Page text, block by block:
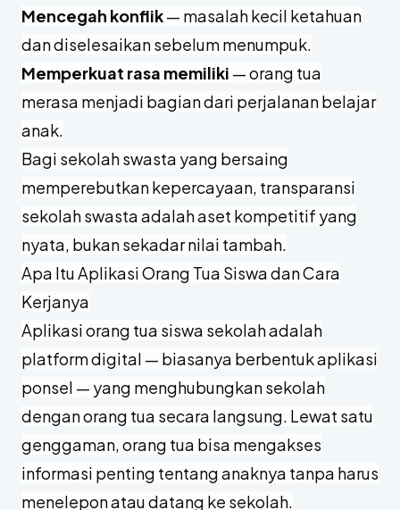
Mencegah konflik— masalah kecil ketahuan
dan diselesaikan sebelum menumpuk.
Memperkuat rasa memiliki — orang tua
merasa menjadi bagian dari perjalanan belajar
anak.
Bagi sekolah swasta yang bersaing
memperebutkan kepercayaan, transparansi
sekolah swasta adalah aset kompetitif yang
nyata, bukan sekadar nilai tambah.
Apa Itu Aplikasi Orang Tua Siswa dan Cara
Kerjanya
Aplikasi orang tua siswa sekolah adalah
platform digital — biasanya berbentuk aplikasi
ponsel — yang menghubungkan sekolah
dengan orang tua secara langsung. Lewat satu
genggaman, orang tua bisa mengakses
informasi penting tentang anaknya tanpa harus
menelepon atau datang ke sekolah.